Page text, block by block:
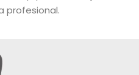
profesional.